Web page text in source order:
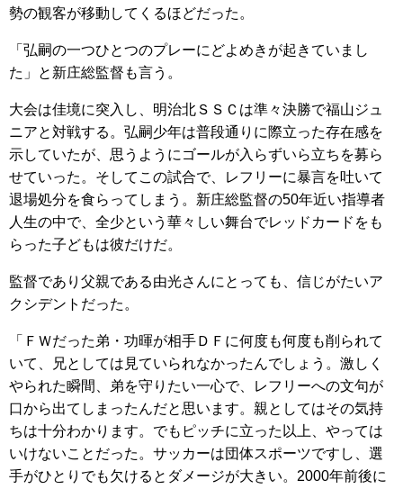
勢の観客が移動してくるほどだった。
「弘嗣の一つひとつのプレーにどよめきが起きていまし
た」と新庄総監督も言う。
大会は佳境に突入し、明治北ＳＳＣは準々決勝で福山ジュ
ニアと対戦する。弘嗣少年は普段通りに際立った存在感を
示していたが、思うようにゴールが入らずいら立ちを募ら
せていった。そしてこの試合で、レフリーに暴言を吐いて
退場処分を食らってしまう。新庄総監督の50年近い指導者
人生の中で、全少という華々しい舞台でレッドカードをも
らった子どもは彼だけだ。
監督であり父親である由光さんにとっても、信じがたいア
クシデントだった。
「ＦＷだった弟・功暉が相手ＤＦに何度も何度も削られて
いて、兄としては見ていられなかったんでしょう。激しく
やられた瞬間、弟を守りたい一心で、レフリーへの文句が
口から出てしまったんだと思います。親としてはその気持
ちは十分わかります。でもピッチに立った以上、やっては
いけないことだった。サッカーは団体スポーツですし、選
手がひとりでも欠けるとダメージが大きい。2000年前後に